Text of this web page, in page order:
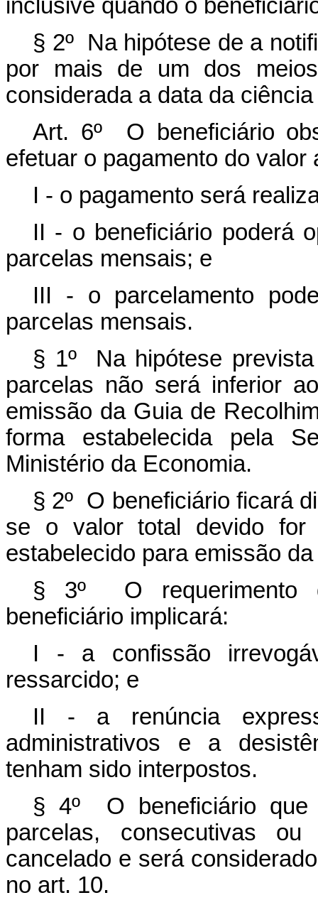
inclusive quando o
§ 2º Na hipótese de a
por mais de um dos
considerada a data da
Art. 6º O beneficiário
efetuar o pagamento do
I - o pagamento será
II - o beneficiário poderá
parcelas mensais; e
III - o parcelamento
parcelas mensais.
§ 1º Na hipótese
parcelas não será inferior
emissão da Guia de
forma estabelecida pela
Ministério da Economia.
§ 2º O beneficiário ficará
se o valor total devido for
estabelecido para emissão
§ 3º O requerimento
beneficiário implicará:
I - a confissão
ressarcido; e
II - a renúncia
administrativos e a
tenham sido interpostos.
§ 4º O beneficiário que
parcelas, consecutivas
cancelado e será
no art. 10.